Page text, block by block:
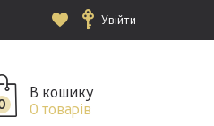
Увійти
В кошику
0 товарів